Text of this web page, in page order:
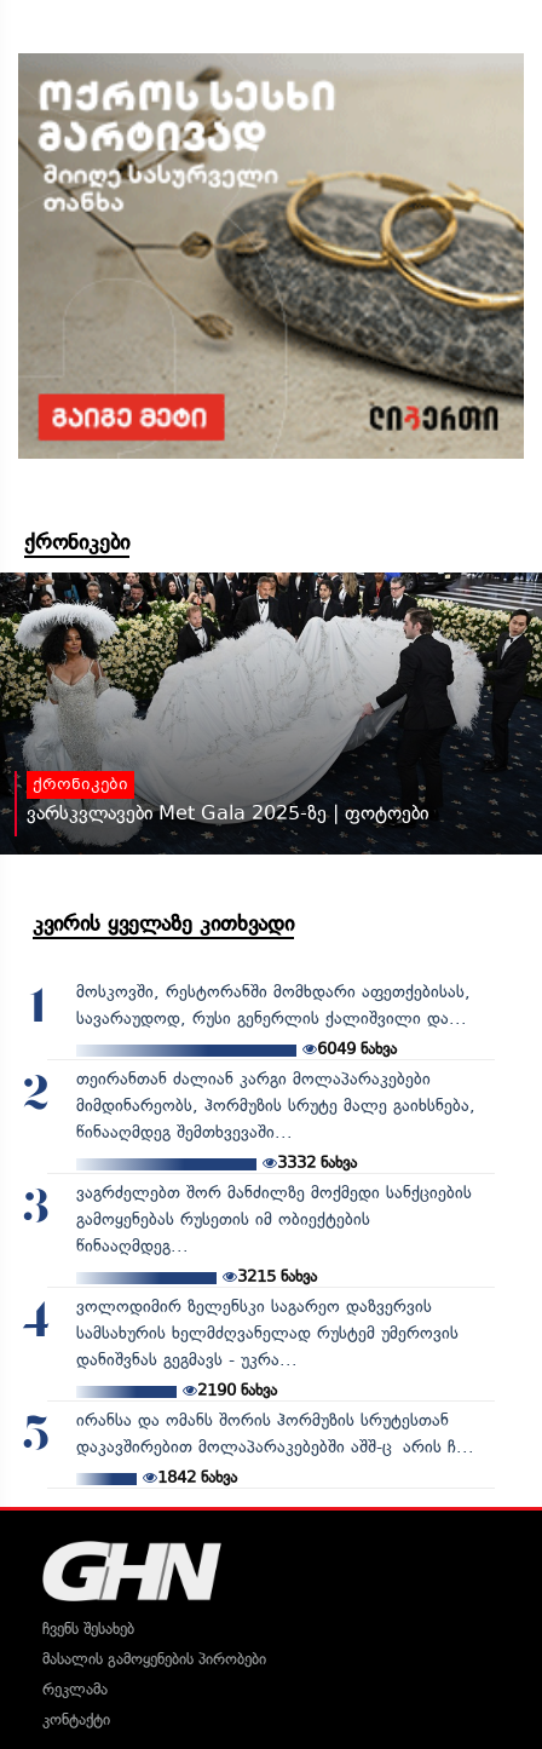
ქრონიკები
ქრონიკები
ვარსკვლავები Met Gala 2025-ზე | ფოტოები
კვირის ყველაზე კითხვადი
1
მოსკოვში, რესტორანში მომხდარი აფეთქებისას,
სავარაუდოდ, რუსი გენერლის ქალიშვილი და...
6049 ნახვა
2
თეირანთან ძალიან კარგი მოლაპარაკებები
მიმდინარეობს, ჰორმუზის სრუტე მალე გაიხსნება,
წინააღმდეგ შემთხვევაში...
3332ნახვა
3
ვაგრძელებთ შორ მანძილზე მოქმედი სანქციების
გამოყენებას რუსეთის იმ ობიექტების
წინააღმდეგ...
3215ნახვა
4
ვოლოდიმირ ზელენსკი საგარეო დაზვერვის
სამსახურის ხელმძღვანელად რუსტემ უმეროვის
დანიშვნას გეგმავს - უკრა...
2190ნახვა
5
ირანსა და ომანს შორის ჰორმუზის სრუტესთან
დაკავშირებით მოლაპარაკებებში აშშ-ც არის ჩ...
1842ნახვა
ჩვენს შესახებ
მასალის გამოყენების პირობები
რეკლამა
კონტაქტი